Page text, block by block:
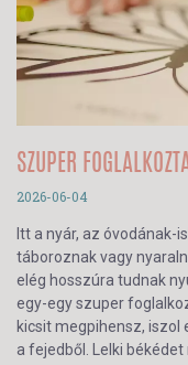
SZUPER
2026-06-04
Itt a nyár, az óvodának-
táboroznak vagy
elég hosszúra tudnak
egy-egy szuper
kicsit megpihensz, iszol
a fejedből. Lelki